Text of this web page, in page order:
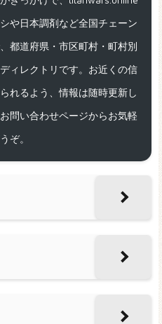
や日本調剤など全国チェーン
都道府県・市区町村・町村別
ィレクトリです。お近くの信
れるよう、情報は随時更新し
問い合わせページからお気軽
ぞ。